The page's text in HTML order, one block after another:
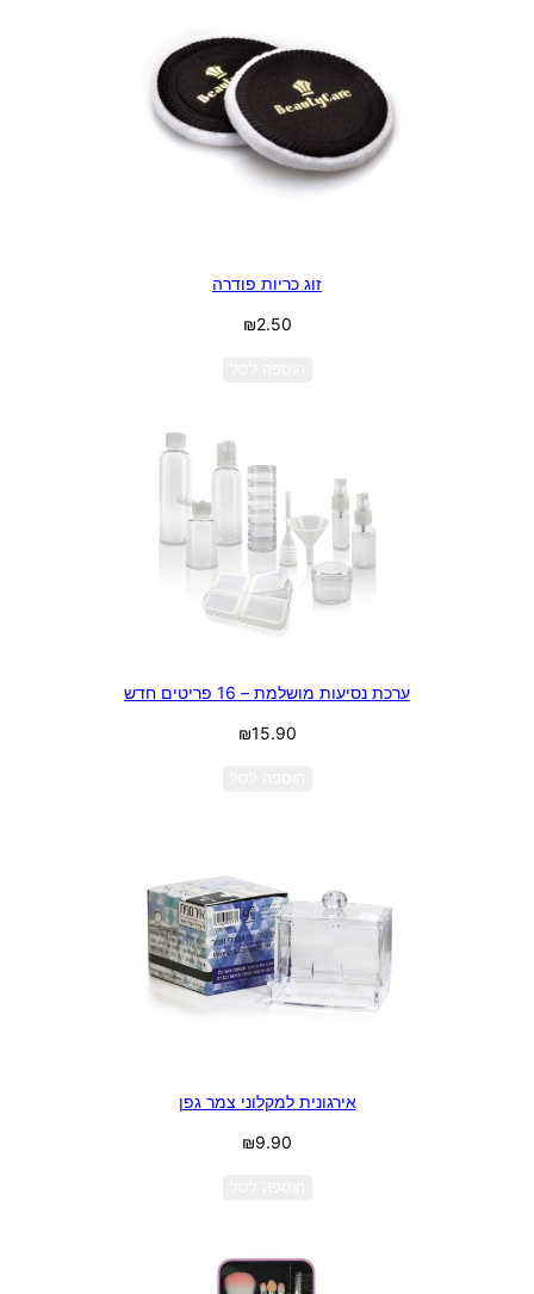
זוג כריות פודרה
₪2.50
ערכת נסיעות מושלמת – 16 פריטים חדש
₪15.90
אירגונית למקלוני צמר גפן
₪9.90